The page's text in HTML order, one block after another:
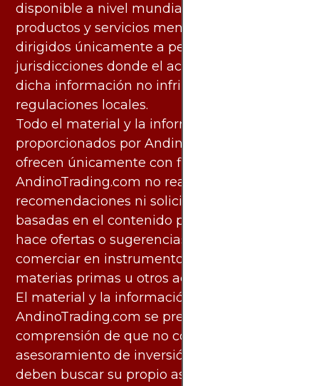
disponible a nivel mundial. Sin embargo, los
productos y servicios mencionados están
dirigidos únicamente a personas en
jurisdicciones donde el acceso y uso de
dicha información no infringe leyes o
regulaciones locales.
Todo el material y la información
proporcionados por AndinoTrading.com se
ofrecen únicamente con fines informativos.
AndinoTrading.com no realiza
recomendaciones ni solicita acciones
basadas en el contenido proporcionado, ni
hace ofertas o sugerencias para invertir o
comerciar en instrumentos financieros,
materias primas u otros activos.
El material y la información disponibles en
AndinoTrading.com se presentan con la
comprensión de que no constituyen
asesoramiento de inversión. Los usuarios
deben buscar su propio asesoramiento